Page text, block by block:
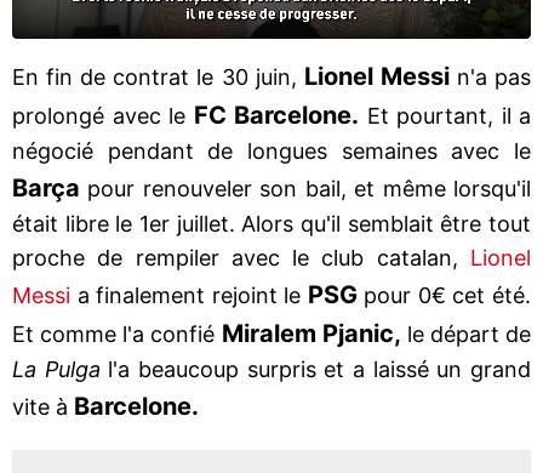
En fin de contrat le 30 juin, Lionel Messin'a pas
prolongé avec le FC Barcelone. Et pourtant, il a
négocié pendant de longues semaines avec le
Barça pour renouveler son bail, et même lorsqu'il
était libre le 1er juillet. Alors qu'il semblait être tout
proche de rempiler avec le club catalan, Lionel
Messi a finalement rejoint le PSGpour 0€ cet été.
Et comme l'a confié Miralem Pjanic, le départ de
La Pulga l'a beaucoup surpris et a laissé un grand
vite à Barcelone.